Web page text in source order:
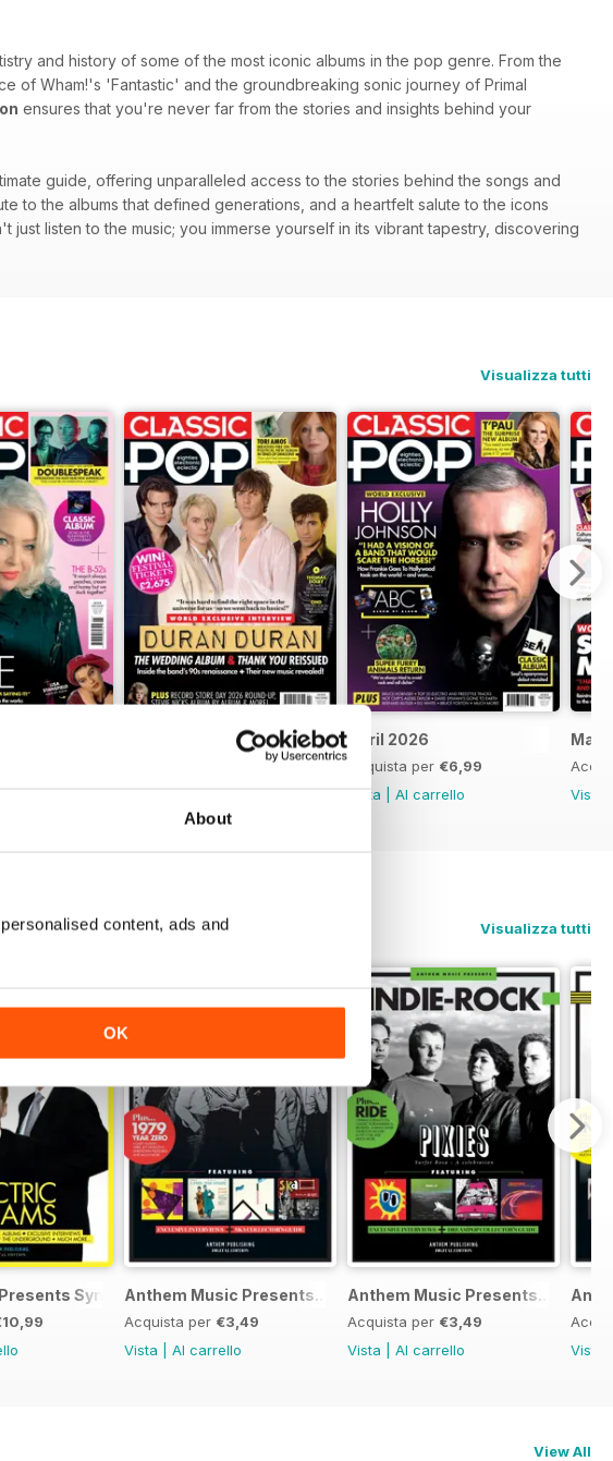
About
content, ads and
OK
and history of some of the most iconic albums in the pop genre. From the
of Wham!'s 'Fantastic' and the groundbreaking sonic journey of Primal
ensures that you're never far from the stories and insights behind your
guide, offering unparalleled access to the stories behind the songs and
to the albums that defined generations, and a heartfelt salute to the icons
just listen to the music; you immerse yourself in its vibrant tapestry, discovering
Visualizza tutti
Vista|Al carrello
April 2026
Acquista per €6,99
Vista
Al carrello
Vista
Visualizza tutti
SynthPop Vol 2
Anthem Music Presents... Post-punk & Ska
Acquista per €3,49
Vista
Al carrello
Anthem Music Presents... Indie-
Acquista per €3,49
Vista
Al carrello
Vista
View All